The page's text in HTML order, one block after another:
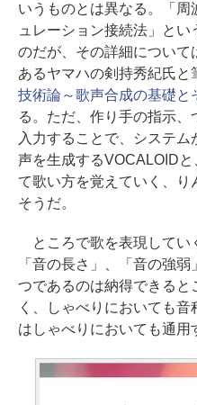
いうものとは異なる。「周
ュレーション接続法」と
のだが、その詳細につい
あるヤマハの剣持秀紀氏と
技術論～歌声合成の基礎と
る。ただ、作り手の指示
入力することで、システ
声を生成するVOCALOID
て歌い方を覚えていく、
そうだ。
ところで歌を表現してい
「音の長さ」、「音の強
つであるのは納得できると
く、しゃべりにおいても
はしゃべりにおいても通用